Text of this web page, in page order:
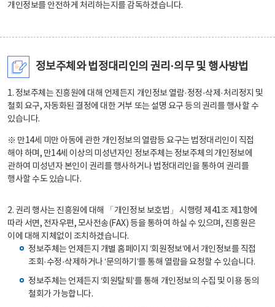
개인정보를 안전하게 처리하는지를 감독하겠습니다.
정보주체와 법정대리인의 권리·의무 및 행사방법
1. 정보주체는 진흥원에 대해 언제든지 개인정보 열람·정정·삭제·처리정지 및
철회 요구, 자동화된 결정에 대한 거부 또는 설명 요구 등의 권리를 행사할 수
있습니다.
※ 만14세 미만 아동에 관한 개인정보의 열람등 요구는 법정대리인이 직접
해야 하며, 만14세 이상의 미성년자인 정보주체는 정보주체의 개인정보에
관하여 미성년자 본인이 권리를 행사하거나 법정대리인을 통하여 권리를
행사할 수도 있습니다.
2. 권리 행사는 진흥원에 대해 「개인정보 보호법」 시행령 제41조 제1항에
따라 서면, 전자우편, 모사전송(FAX) 등을 통하여 하실 수 있으며, 진흥원은
이에 대해 지체없이 조치하겠습니다.
정보주체는 언제든지 개별 홈페이지 ‘회원정보’에서 개인정보를 직접
조회·수정·삭제하거나 ‘문의하기’를 통해 열람을 요청할 수 있습니다.
정보주체는 언제든지 ‘회원탈퇴’를 통해 개인정보의 수집 및 이용 동의
철회가 가능합니다.